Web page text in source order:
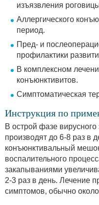
изъязвления
Аллергического
период.
Пред- и
профилактики
В комплексном
конъюнктивитов.
Симптоматическая
Инструкция по
В острой фазе
производят до 6-8 раз в
конъюнктивальный
воспалительного
закапываниями
2-3 раз в день. Лечение
симптомов, обычно